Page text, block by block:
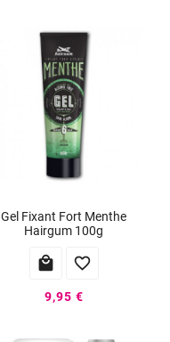
Gel Fixant Fort Menthe
Hairgum 100g
 
9,95 €